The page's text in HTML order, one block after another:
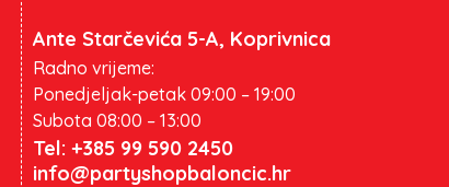
Ante Starčevića 5-A, Koprivnica
Radno vrijeme:
Ponedjeljak-petak 09:00 – 19:00
Subota 08:00 – 13:00
Tel: +385 99 590 2450
info@partyshopbaloncic.hr